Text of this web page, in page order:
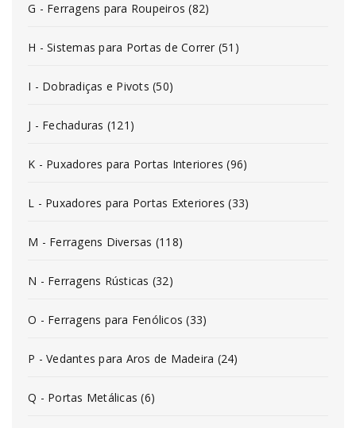
G - Ferragens para Roupeiros (82)
H - Sistemas para Portas de Correr (51)
I - Dobradiças e Pivots (50)
J - Fechaduras (121)
K - Puxadores para Portas Interiores (96)
L - Puxadores para Portas Exteriores (33)
M - Ferragens Diversas (118)
N - Ferragens Rústicas (32)
O - Ferragens para Fenólicos (33)
P - Vedantes para Aros de Madeira (24)
Q - Portas Metálicas (6)